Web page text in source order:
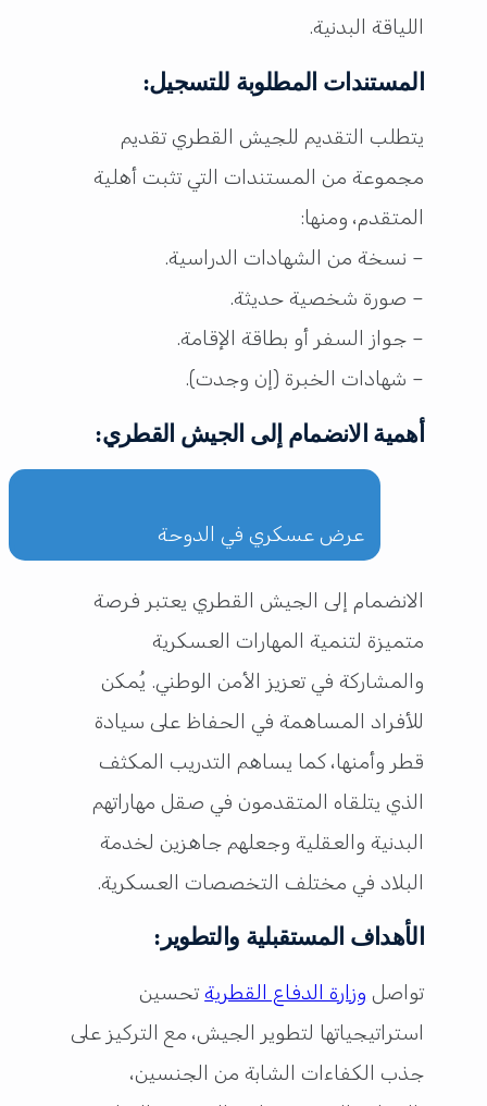
اللياقة البدنية.
المستندات المطلوبة للتسجيل:
يتطلب التقديم للجيش القطري تقديم
مجموعة من المستندات التي تثبت أهلية
المتقدم، ومنها:
– نسخة من الشهادات الدراسية.
– صورة شخصية حديثة.
– جواز السفر أو بطاقة الإقامة.
– شهادات الخبرة (إن وجدت).
أهمية الانضمام إلى الجيش القطري:
عرض عسكري في الدوحة
الانضمام إلى الجيش القطري يعتبر فرصة
متميزة لتنمية المهارات العسكرية
والمشاركة في تعزيز الأمن الوطني. يُمكن
للأفراد المساهمة في الحفاظ على سيادة
قطر وأمنها، كما يساهم التدريب المكثف
الذي يتلقاه المتقدمون في صقل مهاراتهم
البدنية والعقلية وجعلهم جاهزين لخدمة
البلاد في مختلف التخصصات العسكرية.
الأهداف المستقبلية والتطوير:
تواصل وزارة الدفاع القطريةتحسين
استراتيجياتها لتطوير الجيش، مع التركيز على
جذب الكفاءات الشابة من الجنسين،